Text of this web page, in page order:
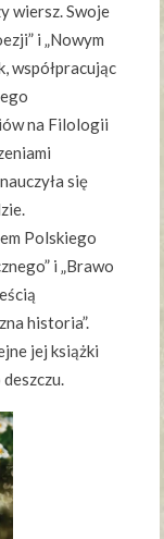
wiersz. Swoje
i „Nowym
współpracując
na Filologii
się
Polskiego
i „Brawo
historia”.
jej książki